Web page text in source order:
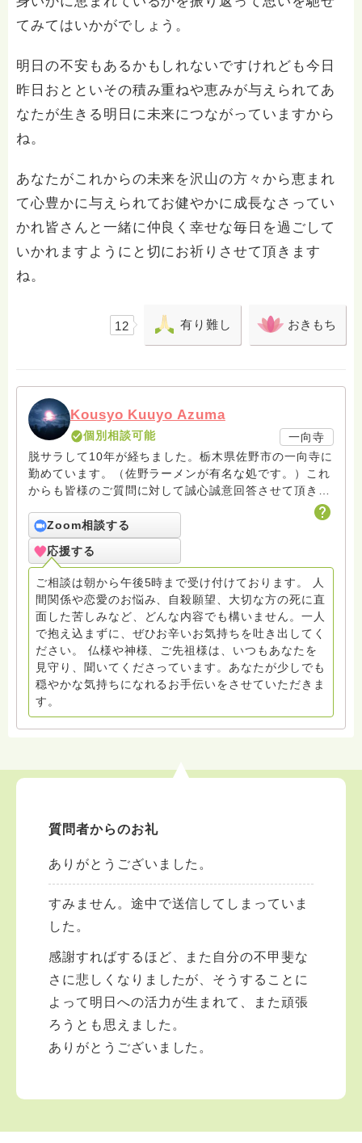
てみてはいかがでしょう。
明日の不安もあるかもしれないですけれども今日
昨日おとといその積み重ねや恵みが与えられてあ
なたが生きる明日に未来につながっていますから
ね。
あなたがこれからの未来を沢山の方々から恵まれ
て心豊かに与えられてお健やかに成長なさってい
かれ皆さんと一緒に仲良く幸せな毎日を過ごして
いかれますようにと切にお祈りさせて頂きます
ね。
12 有り難し おきもち
Kousyo Kuuyo Azuma
個別相談可能
一向寺
脱サラして10年が経ちました。栃木県佐野市の一向寺に
勤めています。（佐野ラーメンが有名な処です。）これ
からも皆様のご質問に対して誠心誠意回答させて頂きた
いと存じます。まだまだ修行中の身ですので至らぬ点あ
ろうかとは存じますが共に精進して参りましょうね。お
寺にもお気軽に遊びに来てください。
Zoom相談する
応援する
ご相談は朝から午後5時まで受け付けております。 人
間関係や恋愛のお悩み、自殺願望、大切な方の死に直
面した苦しみなど、どんな内容でも構いません。一人
で抱え込まずに、ぜひお辛いお気持ちを吐き出してく
ださい。 仏様や神様、ご先祖様は、いつもあなたを
見守り、聞いてくださっています。あなたが少しでも
穏やかな気持ちになれるお手伝いをさせていただきま
す。
質問者からのお礼
ありがとうございました。
すみません。途中で送信してしまっていま
した。
感謝すればするほど、また自分の不甲斐な
さに悲しくなりましたが、そうすることに
よって明日への活力が生まれて、また頑張
ろうとも思えました。
ありがとうございました。